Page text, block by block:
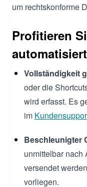
um rechtskonforme
Profitieren
Vollständigkeit
oder die
wird erfasst. Es
im
Beschleunigter
unmittelbar nach
versendet
vorliegen.